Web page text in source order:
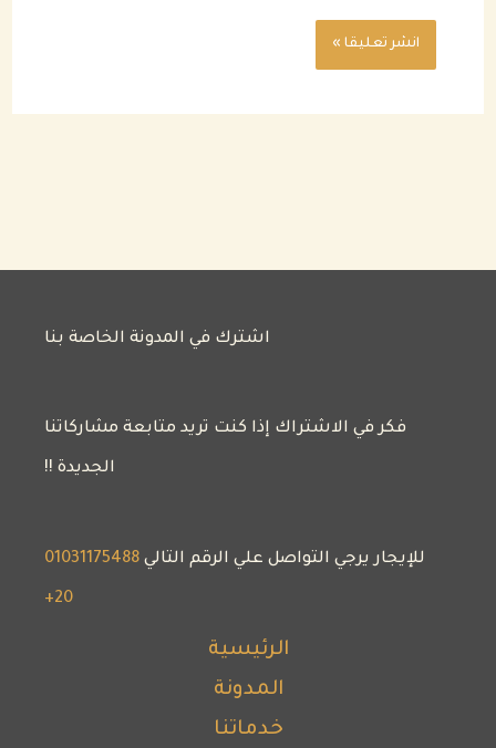
اشترك في المدونة الخاصة بنا
فكر في الاشتراك إذا كنت تريد متابعة مشاركاتنا
الجديدة !!
للإيجار يرجي التواصل علي الرقم التالي 01031175488
20+
الرئيسية
المدونة
خدماتنا